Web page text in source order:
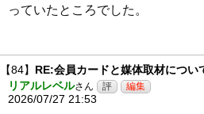
っていたところでした。
【84】 RE:会員カードと媒体取材につい
リアルレベルさん
2026/07/27 21:53